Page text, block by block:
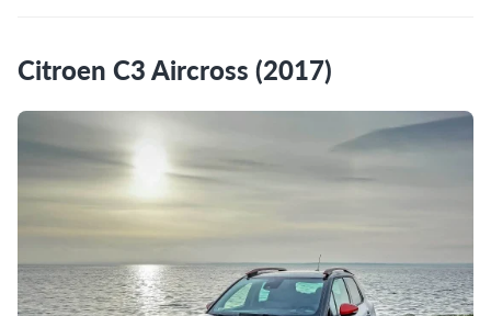
Citroen C3 Aircross (2017)